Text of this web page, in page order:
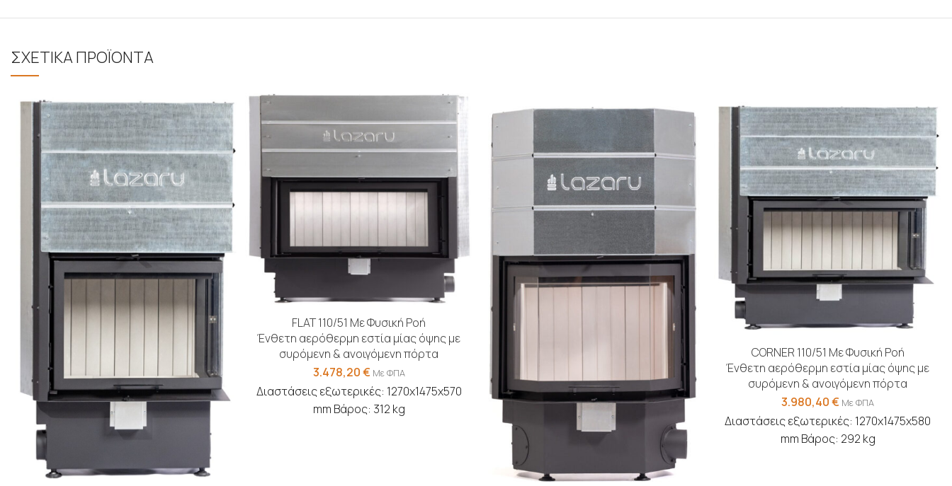
ΣΧΕΤΙΚΑ ΠΡΟΪΟΝΤΑ
FLAT 110/51 Με Φυσική Ροή
Ένθετη αερόθερμη εστία μίας όψης με
συρόμενη & ανοιγόμενη πόρτα
3.478,20€ Με ΦΠΑ
Διαστάσεις εξωτερικές: 1270x1475x570
mm Βάρος: 312 kg
CORNER 110/51 Με Φυσική Ροή
Ένθετη αερόθερμη εστία μίας όψης με
συρόμενη & ανοιγόμενη πόρτα
3.980,40€ Με ΦΠΑ
Διαστάσεις εξωτερικές: 1270x1475x580
mm Βάρος: 292 kg